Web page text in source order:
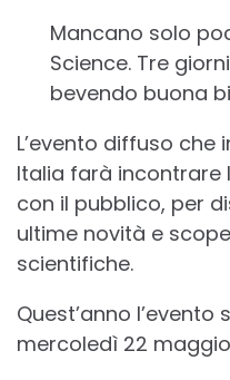
Mancano solo
Science. Tre
bevendo buona
L’evento diffuso
Italia farà incontrare
con il pubblico, per
ultime novità e
scientifiche.
Quest’anno
mercoledì 22 maggio